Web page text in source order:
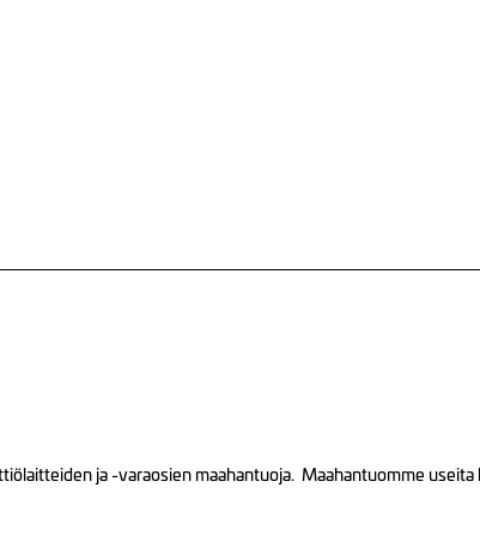
ja -varaosien maahantuoja. Maahantuomme